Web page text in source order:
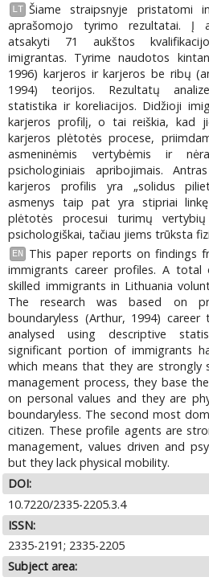
LT Šiame straipsnyje pristatomi
aprašomojo tyrimo rezultatai. Į
atsakyti 71 aukštos
imigrantas. Tyrime naudotos
1996) karjeros ir karjeros be ribų
1994) teorijos. Rezultatų
statistika ir koreliacijos. Didžioji
karjeros profilį, o tai reiškia, kad
karjeros plėtotės procese,
asmeninėmis vertybėmis ir
psichologiniais apribojimais.
karjeros profilis yra „solidus
asmenys taip pat yra stipriai
plėtotės procesui turimų
psichologiškai, tačiau jiems trūksta
EN
This paper reports on findings
immigrants career profiles. A total
skilled immigrants in Lithuania
The research was based on
boundaryless (Arthur, 1994)
analysed using descriptive
significant portion of immigrants
which means that they are strongly
management process, they base
on personal values and they are
boundaryless. The second most
citizen. These profile agents are
management, values driven and
but they lack physical mobility.
DOI:
10.7220/2335-2205.3.4
ISSN:
2335-2191; 2335-2205
Subject area: